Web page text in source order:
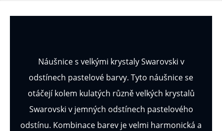
Náušnice s velkými krystaly Swarovski v
odstínech pastelové barvy. Tyto náušnice se
otáčejí kolem kulatých různě velkých krystalů
Swarovski v jemných odstínech pastelového
odstínu. Kombinace barev je velmi harmonická a